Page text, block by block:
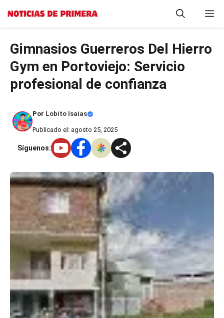
Saltar
Gimnasios Guerreros Del Hierro
Gym en Portoviejo: Servicio
profesional de confianza
Por Lobito Isaias
Publicado el: agosto 25, 2025
Síguenos: